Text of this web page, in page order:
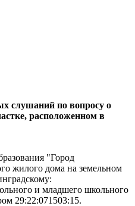
слушаний по вопросу о
расположенном в
"Город
жилого дома на земельном
и младшего школьного
29:22:071503:15.